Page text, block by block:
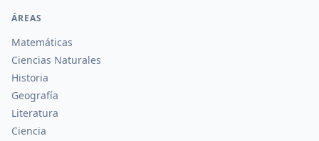
ÁREAS
Matemáticas
Ciencias Naturales
Historia
Geografía
Literatura
Ciencia